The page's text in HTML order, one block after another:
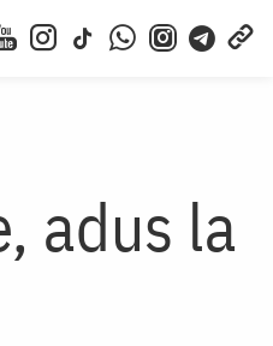
adus la